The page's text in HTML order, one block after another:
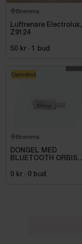
Bromma
Luftrenare Electrolux,
Z9124
50 kr · bud
Bromma
DONGEL MED
BLUETOOTH ORBIS
0 kr · 0 bud
Oanvänd